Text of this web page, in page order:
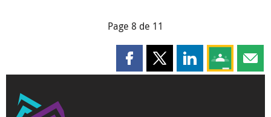
Page 8 de 11
Partager cette page sur
Partager cette page sur X
Partager cette
Partagez